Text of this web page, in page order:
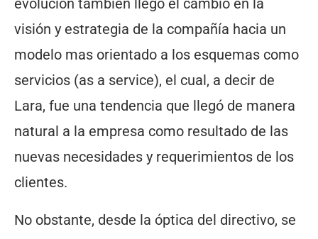
visión y estrategia de la compañía hacia un
modelo mas orientado a los esquemas como
servicios (as a service), el cual, a decir de
Lara, fue una tendencia que llegó de manera
natural a la empresa como resultado de las
nuevas necesidades y requerimientos de los
clientes.
No obstante, desde la óptica del directivo, se